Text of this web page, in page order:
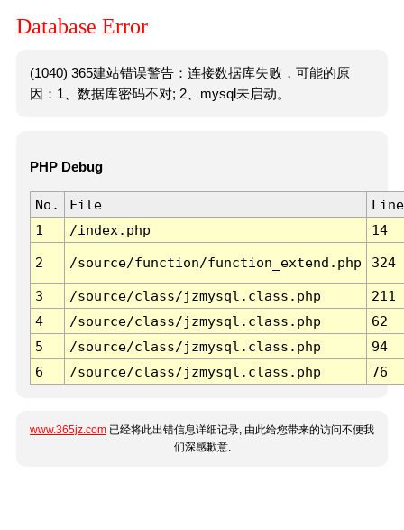
Database Error
(1040) 365建站错误警告：连接数据库失败，可能的原
因：1、数据库密码不对; 2、mysql未启动。
PHP Debug
No. File
Line
1
/index.php 14
2 /source/function/function_extend.php 324
3 /source/class/jzmysql.class.php
211
4
/source/class/jzmysql.class.php
62
5
/source/class/jzmysql.class.php
94
6
/source/class/jzmysql.class.php 76
www.365jz.com 已经将此出错信息详细记录, 由此给您带来的访问不便我
们深感歉意.